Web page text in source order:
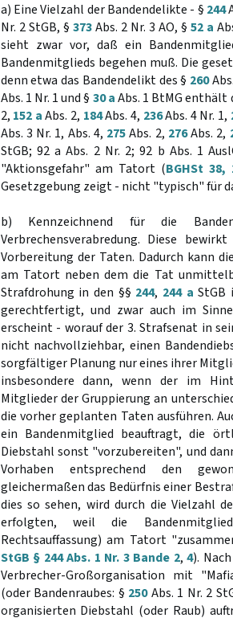
a) Eine Vielzahl der Bandendelikte - § 244
Nr. 2 StGB, § 373Abs. 2 Nr. 3 AO, § 52 a
sieht zwar vor, daß ein
Bandenmitglieds begehen muß. Die
denn etwa das Bandendelikt des § 260
Abs. 1 Nr. 1 und § 30 aAbs. 1 BtMG enthält
2, 152 aAbs. 2, 184Abs. 4, 236Abs. 4 Nr. 1,
Abs. 3 Nr. 1, Abs. 4, 275Abs. 2, 276Abs. 2,
StGB; 92 a Abs. 2 Nr. 2; 92 b Abs. 1
"Aktionsgefahr" am Tatort (BGHSt 38,
Gesetzgebung zeigt - nicht "typisch" für
b) Kennzeichnend für die
Verbrechensverabredung. Diese
Vorbereitung der Taten. Dadurch kann
am Tatort neben dem die Tat
Strafdrohung in den §§ 244, 244 a StGB
gerechtfertigt, und zwar auch im
erscheint - worauf der 3. Strafsenat in
nicht nachvollziehbar, einen
sorgfältiger Planung nur eines ihrer
insbesondere dann, wenn der im
Mitglieder der Gruppierung an
die vorher geplanten Taten ausführen.
ein Bandenmitglied beauftragt, die
Diebstahl sonst "vorzubereiten", und
Vorhaben entsprechend den
gleichermaßen das Bedürfnis einer
dies so sehen, wird durch die Vielzahl
erfolgten, weil die
Rechtsauffassung) am Tatort
StGB § 244 Abs. 1 Nr. 3 Bande 2, 4).
Verbrecher-Großorganisation mit
(oder Bandenraubes: § 250Abs. 1 Nr. 2
organisierten Diebstahl (oder Raub)